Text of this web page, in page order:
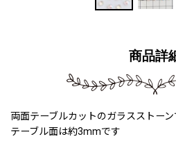
商品詳
両面テーブルカットのガラスストーン
テーブル面は約3mmです